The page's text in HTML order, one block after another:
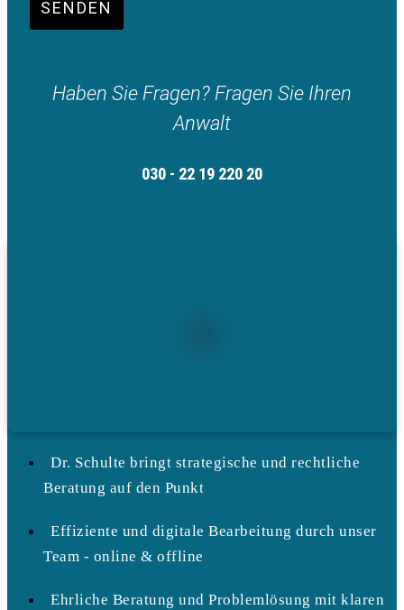
SENDEN
Haben Sie Fragen? Fragen Sie Ihren
Anwalt
030 - 22 19 220 20
Dr. Schulte bringt strategische und rechtliche
Beratung auf den Punkt
Effiziente und digitale Bearbeitung durch unser
Team - online & offline
Ehrliche Beratung und Problemlösung mit klaren